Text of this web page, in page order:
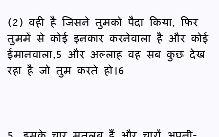
(2) वही है जिसने तुमको पैदा किया, फिर
तुममें से कोई इनकार करनेवाला है और कोई
ईमानवाला,5 और अल्लाह वह सब कुछ देख
रहा है जो तुम करते हो।6